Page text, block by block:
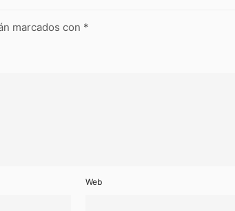
marcados con *
Web